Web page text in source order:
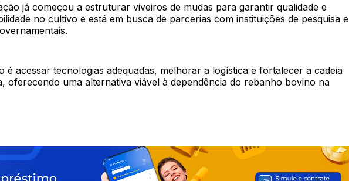
já começou a estruturar viveiros de mudas para garantir qualidade e
no cultivo e está em busca de parcerias com instituições de pesquisa e
é acessar tecnologias adequadas, melhorar a logística e fortalecer a cadeia
oferecendo uma alternativa viável à dependência do rebanho bovino na